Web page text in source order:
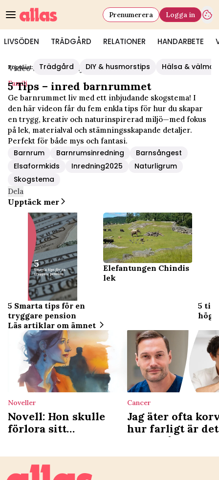
LIVSÖDEN TRÄDGÅRD RELATIONER HANDARBETE
Prenumerera Logga in
Populärt: Trädgård DIY & husmorstips Hälsa &
Video Start/Familj
Familj
5 Tips – inred barnrummet
Ge barnrummet liv med ett inbjudande skogstema! I
den här videon får du fem enkla tips för hur du skapar
en trygg, kreativ och naturinspirerad miljö—med fokus
på lek, materialval och stämningsskapande detaljer.
Perfekt för både mys och fantasi.
Barnrum Barnrumsinredning
Barnsångest
Elsaformkids
Inredning2025
Naturligrum
Skogstema
Dela
Upptäck mer
5 Smarta tips för en
tryggare pension
Elefantungen Chindis
lek
5
Läs artiklar om ämnet
Noveller
Novell: Hon skulle
förlora sitt
det var hennes brors
Cancer
Jag äter ofta
hur farligt är
tanke på
cancerrisken?